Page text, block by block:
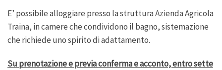
E’ possibile alloggiare presso la struttura Azienda Agricola
Traina, in camere che condividono il bagno, sistemazione
che richiede uno spirito di adattamento.
Su prenotazione e previa conferma e acconto, entro sette